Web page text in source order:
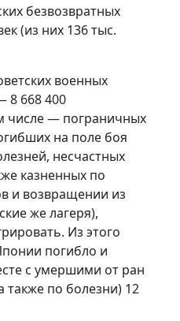
безвозвратных
(из них 136 тыс.
военных
8 668 400
числе — пограничных
на поле боя
несчастных
казненных по
и возвращении из
же лагеря),
Из этого
погибло и
с умершими от ран
также по болезни) 12